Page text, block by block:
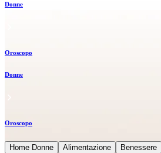
Donne
Oroscopo
Donne
Oroscopo
Home Donne Alimentazione Benessere